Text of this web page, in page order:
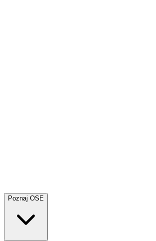
Poznaj OSE